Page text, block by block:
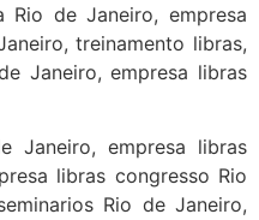
Rio de Janeiro, empresa
treinamento libras,
Janeiro, empresa libras
Janeiro, empresa libras
libras congresso Rio
Rio de Janeiro,